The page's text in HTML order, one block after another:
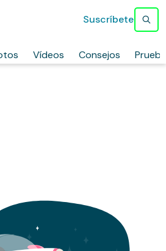
Vídeos Consejos
Suscríbete